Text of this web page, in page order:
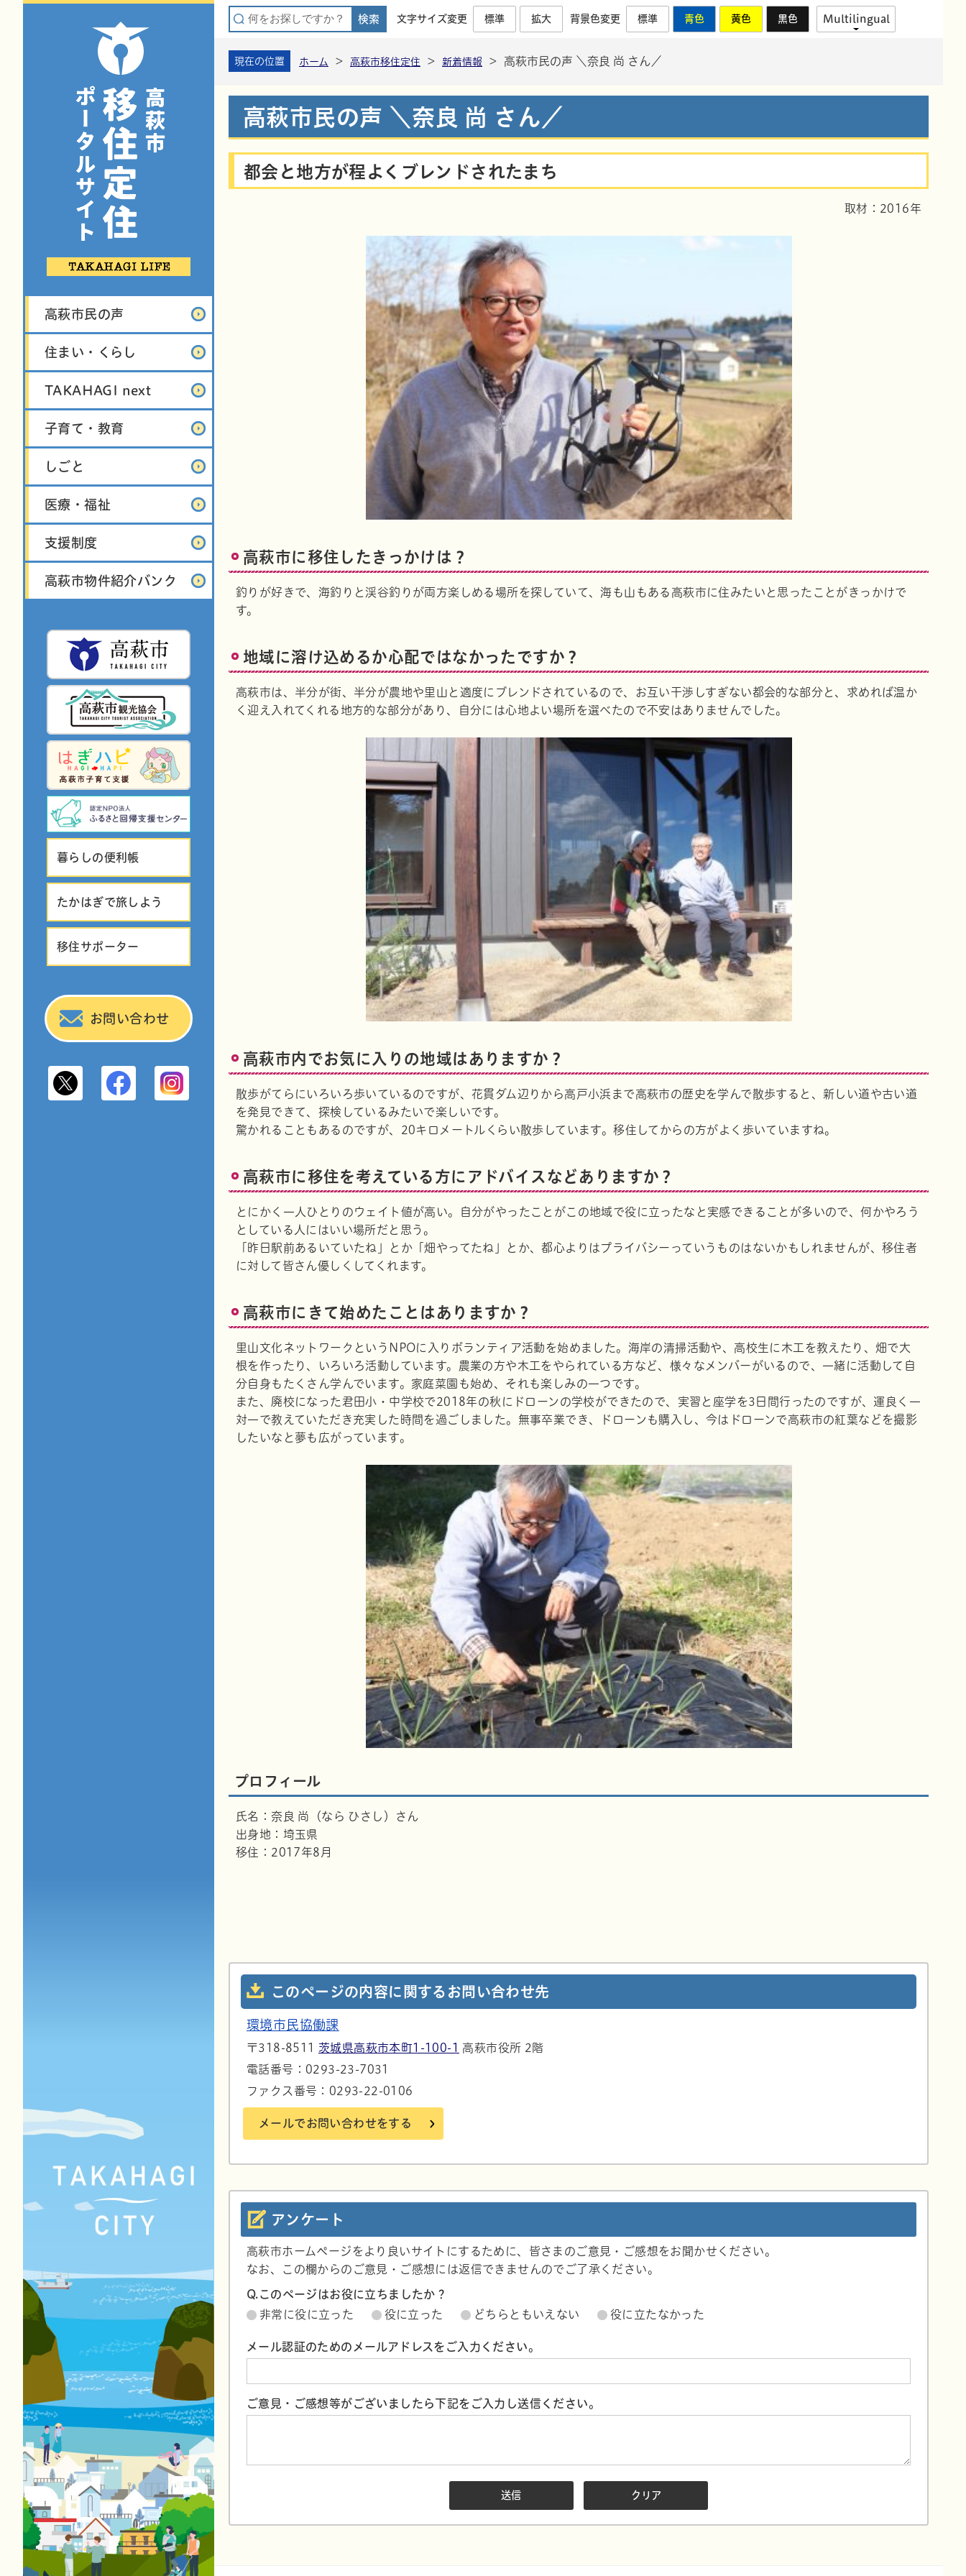
高萩市移住定住公式ポータルサイト
高萩市民の声
住まい・くらし
TAKAHAGI next
子育て・教育
しごと
医療・福祉
支援制度
高萩市物件紹介バンク
暮らしの便利帳
たかはぎで旅しよう
移住サポーター
お問い合わせ
高萩市公式X高萩市観光情報Facebook
高萩市観光情報Instagram
文字サイズ変更 標準 拡大 背景色変更 標準 青色 黄色 黒色 Multilingual
現在の位置 ホーム > 高萩市移住定住 > 新着情報 > 高萩市民の声 ＼奈良 尚 さん／
高萩市民の声 ＼奈良 尚 さん／
都会と地方が程よくブレンドされたまち
取材：2016年
高萩市に移住したきっかけは？
釣りが好きで、海釣りと渓谷釣りが両方楽しめる場所を探していて、海も山もある高萩市に住みたいと思ったことがきっかけで
す。
地域に溶け込めるか心配ではなかったですか？
高萩市は、半分が街、半分が農地や里山と適度にブレンドされているので、お互い干渉しすぎない都会的な部分と、求めれば温か
く迎え入れてくれる地方的な部分があり、自分には心地よい場所を選べたので不安はありませんでした。
高萩市内でお気に入りの地域はありますか？
散歩がてらにいろいろ歩いているのですが、花貫ダム辺りから高戸小浜まで高萩市の歴史を学んで散歩すると、新しい道や古い道
を発見できて、探検しているみたいで楽しいです。
驚かれることもあるのですが、20キロメートルくらい散歩しています。移住してからの方がよく歩いていますね。
高萩市に移住を考えている方にアドバイスなどありますか？
とにかく一人ひとりのウェイト値が高い。自分がやったことがこの地域で役に立ったなと実感できることが多いので、何かやろう
としている人にはいい場所だと思う。
「昨日駅前あるいていたね」とか「畑やってたね」とか、都心よりはプライバシーっていうものはないかもしれませんが、移住者
に対して皆さん優しくしてくれます。
高萩市にきて始めたことはありますか？
里山文化ネットワークというNPOに入りボランティア活動を始めました。海岸の清掃活動や、高校生に木工を教えたり、畑で大
根を作ったり、いろいろ活動しています。農業の方や木工をやられている方など、様々なメンバーがいるので、一緒に活動して自
分自身もたくさん学んでいます。家庭菜園も始め、それも楽しみの一つです。
また、廃校になった君田小・中学校で2018年の秋にドローンの学校ができたので、実習と座学を3日間行ったのですが、運良く一
対一で教えていただき充実した時間を過ごしました。無事卒業でき、ドローンも購入し、今はドローンで高萩市の紅葉などを撮影
したいなと夢も広がっています。
プロフィール
氏名：奈良 尚（なら ひさし）さん
出身地：埼玉県
移住：2017年8月
このページの内容に関するお問い合わせ先
環境市民協働課
〒318-8511 茨城県高萩市本町1-100-1
高萩市役所 2階
電話番号：0293-23-7031
ファクス番号：0293-22-0106
メールでお問い合わせをする
アンケート
高萩市ホームページをより良いサイトにするために、皆さまのご意見・ご感想をお聞かせください。
なお、この欄からのご意見・ご感想には返信できませんのでご了承ください。
Q.このページはお役に立ちましたか？
非常に役に立った
役に立った どちらともいえない 役に立たなかった
メール認証のためのメールアドレスをご入力ください。
ご意見・ご感想等がございましたら下記をご入力し送信ください。